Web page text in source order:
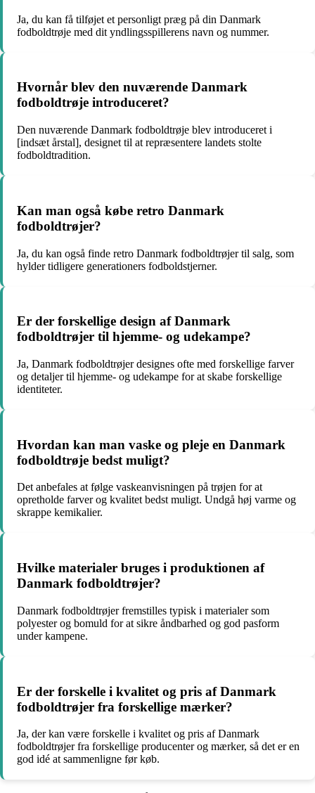
Ja, du kan få tilføjet et personligt præg på din Danmark
fodboldtrøje med dit yndlingsspillerens navn og nummer.
Hvornår blev den nuværende Danmark
fodboldtrøje introduceret?
Den nuværende Danmark fodboldtrøje blev introduceret i
[indsæt årstal], designet til at repræsentere landets stolte
fodboldtradition.
Kan man også købe retro Danmark
fodboldtrøjer?
Ja, du kan også finde retro Danmark fodboldtrøjer til salg, som
hylder tidligere generationers fodboldstjerner.
Er der forskellige design af Danmark
fodboldtrøjer til hjemme- og udekampe?
Ja, Danmark fodboldtrøjer designes ofte med forskellige farver
og detaljer til hjemme- og udekampe for at skabe forskellige
identiteter.
Hvordan kan man vaske og pleje en Danmark
fodboldtrøje bedst muligt?
Det anbefales at følge vaskeanvisningen på trøjen for at
opretholde farver og kvalitet bedst muligt. Undgå høj varme og
skrappe kemikalier.
Hvilke materialer bruges i produktionen af
Danmark fodboldtrøjer?
Danmark fodboldtrøjer fremstilles typisk i materialer som
polyester og bomuld for at sikre åndbarhed og god pasform
under kampene.
Er der forskelle i kvalitet og pris af Danmark
fodboldtrøjer fra forskellige mærker?
Ja, der kan være forskelle i kvalitet og pris af Danmark
fodboldtrøjer fra forskellige producenter og mærker, så det er en
god idé at sammenligne før køb.